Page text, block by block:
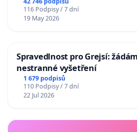
116 Podpisy / 7 dní
19 May 2026
Spravedlnost pro Grejsí:
nestranné vyšetření
1 679 podpisů
110 Podpisy / 7 dní
22 Jul 2026